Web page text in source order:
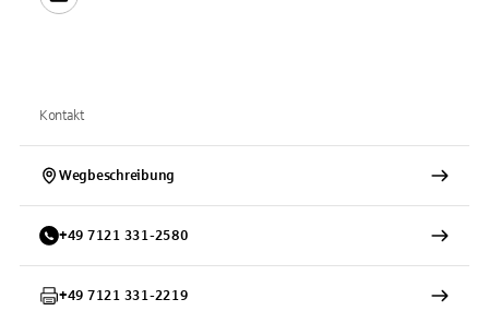
Kontakt
Wegbeschreibung
+49 7121 331-2580
+49 7121 331-2219